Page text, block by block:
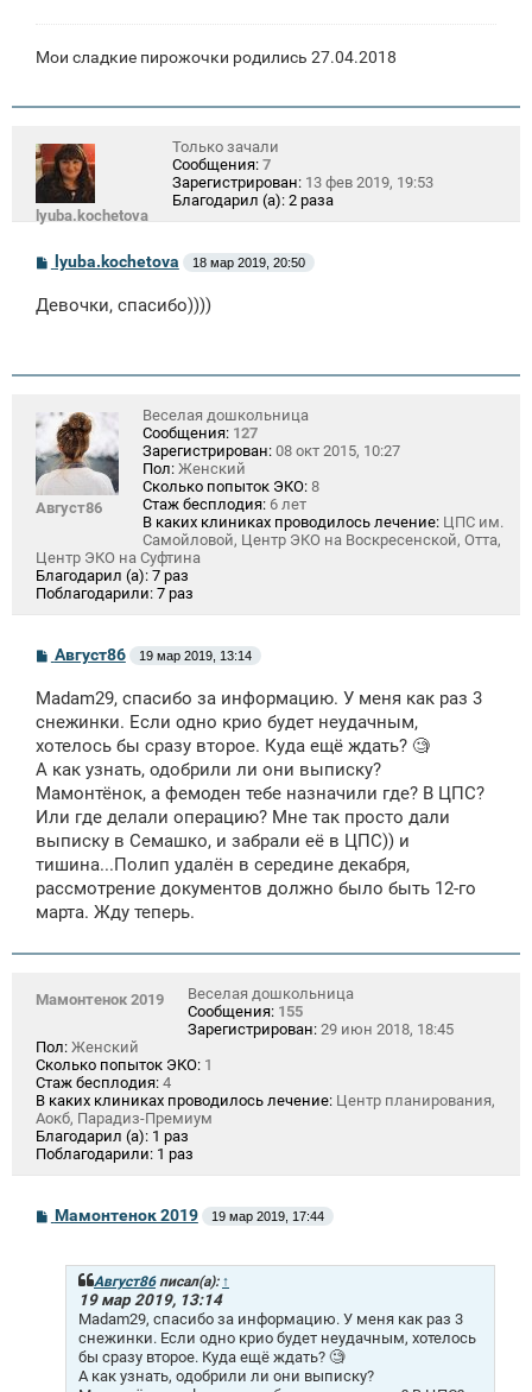
Мои сладкие пирожочки родились 27.04.2018
lyuba.kochetova
Только зачали
Сообщения: 7
Зарегистрирован: 13 фев 2019, 19:53
Благодарил (а): 2 раза
С
б
и
lyuba.kochetova 18 мар 2019, 20:50
Девочки, спасибо))))
Август86
Веселая дошкольница
Сообщения: 127
Зарегистрирован: 08 окт 2015, 10:27
Пол: Женский
Сколько попыток ЭКО: 8
Стаж бесплодия: 6 лет
В каких клиниках проводилось лечение: ЦПС им.
Самойловой, Центр ЭКО на Воскресенской, Отта,
Центр ЭКО на Суфтина
Благодарил (а): 7 раз
Поблагодарили: 7 раз
С
б
щ
н
и
е
Август86 19 мар 2019, 13:14
Madam29, спасибо за информацию. У меня как раз 3
снежинки. Если одно крио будет неудачным,
хотелось бы сразу второе. Куда ещё ждать? 🧐
А как узнать, одобрили ли они выписку?
Мамонтёнок, а фемоден тебе назначили где? В ЦПС?
Или где делали операцию? Мне так просто дали
выписку в Семашко, и забрали её в ЦПС)) и
тишина...Полип удалён в середине декабря,
рассмотрение документов должно было быть 12-го
марта. Жду теперь.
Мамонтенок 2019
Веселая дошкольница
Сообщения: 155
Зарегистрирован: 29 июн 2018, 18:45
Пол: Женский
Сколько попыток ЭКО: 1
Стаж бесплодия: 4
В каких клиниках проводилось лечение: Центр планирования,
Аокб, Парадиз-Премиум
Благодарил (а): 1 раз
Поблагодарили: 1 раз
СМамонтенок 2019 19 мар 2019, 17:44
Август86писал(а): ↑
19 мар 2019, 13:14
Madam29, спасибо за информацию. У меня как раз 3
снежинки. Если одно крио будет неудачным, хотелось
бы сразу второе. Куда ещё ждать? 🧐
А как узнать, одобрили ли они выписку?